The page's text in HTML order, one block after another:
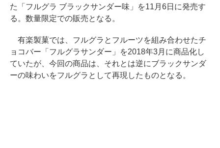
た「フルグラ ブラックサンダー味」を11月6日に発売す
る。数量限定での販売となる。
有楽製菓では、フルグラとフルーツを組み合わせたチ
ョコバー「フルグラサンダー」を2018年3月に商品化し
ていたが、今回の商品は、それとは逆にブラックサンダ
ーの味わいをフルグラとして再現したものとなる。